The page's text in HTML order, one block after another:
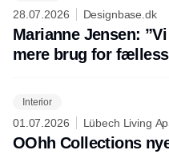
28.07.2026 Designbase.dk
Marianne Jensen:
mere brug for
Interior
01.07.2026 Lübech Living
OOhh Collections